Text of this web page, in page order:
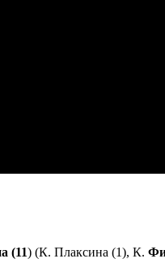
(11) (К. Плаксина (1), К.